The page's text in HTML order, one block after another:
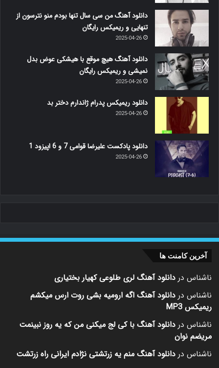
دانلود آهنگ من سی سال تنها بودم منو نترسون از
تنهایی و ریمیکس رایگان
2025-04-26
دانلود آهنگ هیچ موقع با هیشکی عوض بدل
نمیشی و ریمیکس رایگان
2025-04-26
دانلود ریمیکس پدرام ژاندارم دختر بد
2025-04-26
دانلود پادکست علیرضا قوامی 7 و 6 اپیزود 1
2025-04-26
آخرین کامنت ها
ناشناس در دانلود آهنگ لری طلوعی کهیار بختیاری
ناشناس در دانلود آهنگ اگه ارومیه بشی روت ارس میکشم
ریمیکس MP3
ناشناس در دانلود آهنگ با کی لج میکنی من که یه روز نبینمت
مریضم نوان
ناشناس در دانلود آهنگ منم یه زرتشتی نژادم ایرانی راه زرتشت